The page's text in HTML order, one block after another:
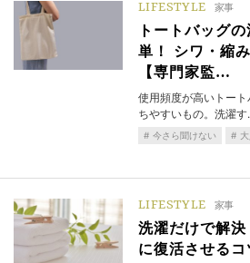
LIFESTYLE 家事
トートバッグ
単！ シワ・縮
【専門家監…
使用頻度が高いトー
ちやすいもの。洗濯
今さら聞けない
LIFESTYLE 家事
洗濯だけで解
に復活させるコ